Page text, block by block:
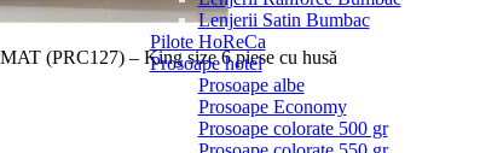
Lenjerii Satin Bumbac
Pilote HoReCa
Prosoape hotel
Prosoape albe
Prosoape Economy
Prosoape colorate 500 gr
(PRC127) – King size 6 piese cu husă